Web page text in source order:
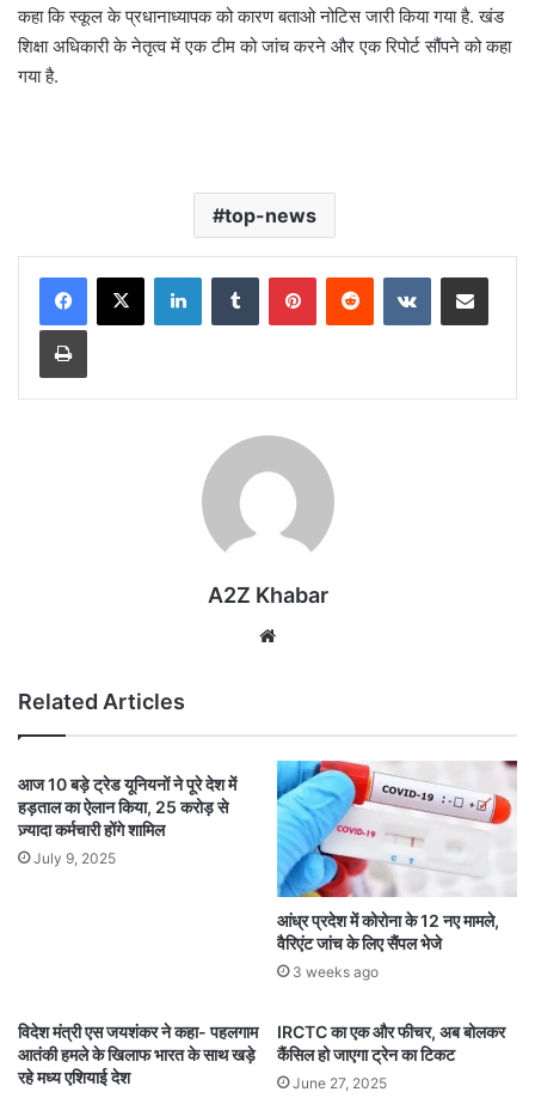
कहा कि स्कूल के प्रधानाध्यापक को कारण बताओ नोटिस जारी किया गया है. खंड
शिक्षा अधिकारी के नेतृत्व में एक टीम को जांच करने और एक रिपोर्ट सौंपने को कहा
गया है.
top-news
LinkedInTumblr PinterestReddit VKontakteShare via Email
Print
A2Z Khabar
Related Articles
आज 10 बड़े ट्रेड यूनियनों ने पूरे देश में
हड़ताल का ऐलान किया, 25 करोड़ से
ज़्यादा कर्मचारी होंगे शामिल
July 9, 2025
आंध्र प्रदेश में कोरोना के 12 नए मामले,
वैरिएंट जांच के लिए सैंपल भेजे
3 weeks ago
विदेश मंत्री एस जयशंकर ने कहा- पहलगाम
आतंकी हमले के खिलाफ भारत के साथ खड़े
रहे मध्य एशियाई देश
IRCTC का एक और फीचर, अब बोलकर
कैंसिल हो जाएगा ट्रेन का टिकट
June 27, 2025